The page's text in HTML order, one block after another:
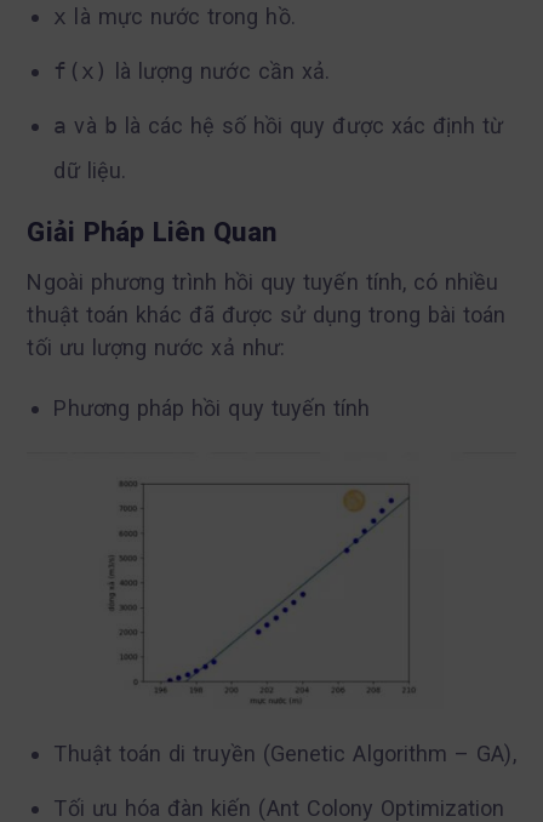
x là mực nước trong hồ.
f(x) là lượng nước cần xả.
a và b là các hệ số hồi quy được xác định từ
dữ liệu.
Giải Pháp Liên Quan
Ngoài phương trình hồi quy tuyến tính, có nhiều
thuật toán khác đã được sử dụng trong bài toán
tối ưu lượng nước xả như:
Phương pháp hồi quy tuyến tính
Thuật toán di truyền (Genetic Algorithm – GA),
Tối ưu hóa đàn kiến (Ant Colony Optimization